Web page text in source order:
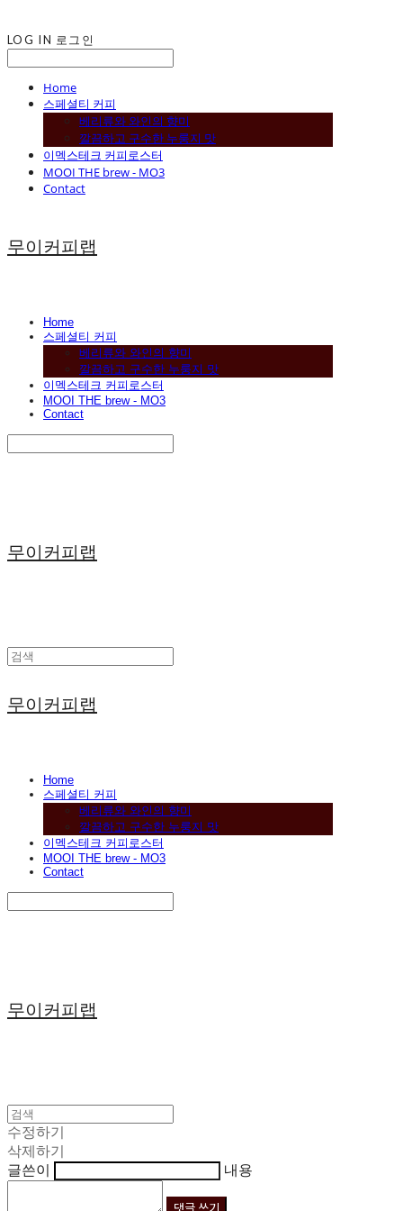
LOG IN 로그인
Home
스페셜티 커피
베리류와 와인의 향미
깔끔하고 구수한 누룽지 맛
이멕스테크 커피로스터
MOOI THE brew - MO3
Contact
무이커피랩
Home
스페셜티 커피
베리류와 와인의 향미
깔끔하고 구수한 누룽지 맛
이멕스테크 커피로스터
MOOI THE brew - MO3
Contact
무이커피랩
무이커피랩
Home
스페셜티 커피
베리류와 와인의 향미
깔끔하고 구수한 누룽지 맛
이멕스테크 커피로스터
MOOI THE brew - MO3
Contact
무이커피랩
수정하기
삭제하기
글쓴이
내용